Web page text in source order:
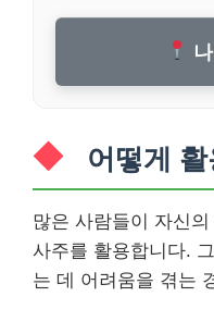
어떻게
많은 사람들이 자신
사주를 활용합니다.
는 데 어려움을 겪는